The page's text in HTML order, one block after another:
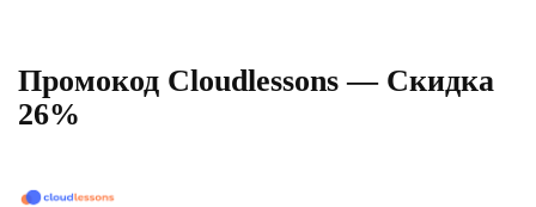
Промокод Cloudlessons — Скидка
26%